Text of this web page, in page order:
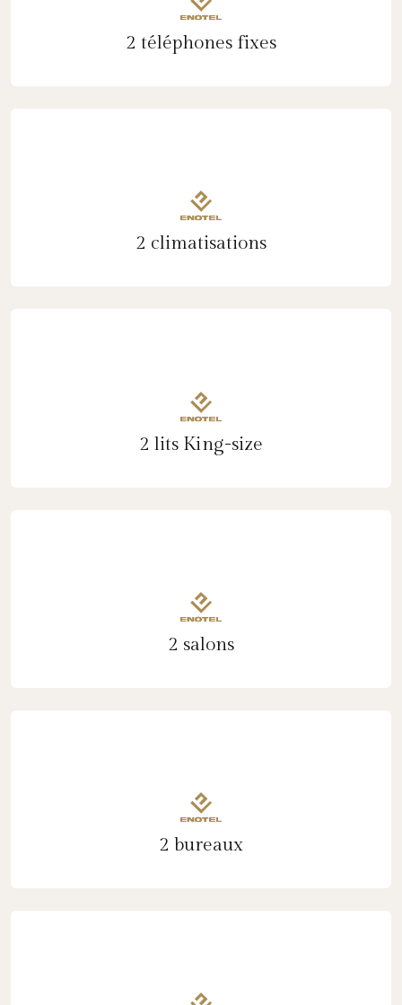
2 téléphones fixes
2 climatisations
2 lits King-size
2 salons
2 bureaux